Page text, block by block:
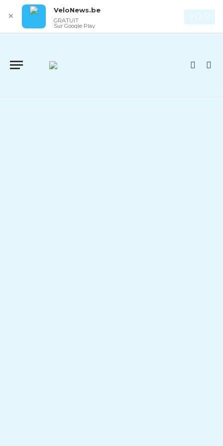
✕
VeloNews.be
GRATUIT
Sur Google Play
VOIR